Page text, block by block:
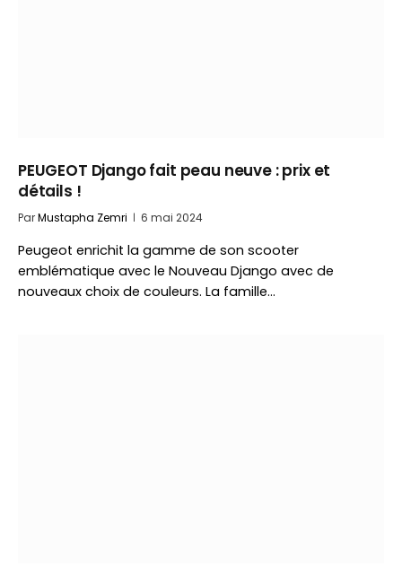
PEUGEOT Django fait peau neuve : prix et
détails !
ParMustapha Zemri 6 mai 2024
Peugeot enrichit la gamme de son scooter
emblématique avec le Nouveau Django avec de
nouveaux choix de couleurs. La famille…